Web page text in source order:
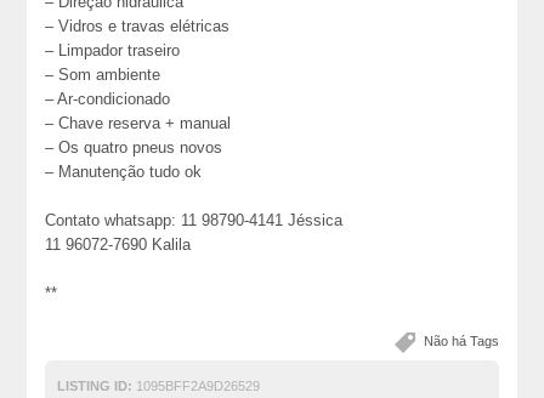
– Vidros e travas elétricas
– Limpador traseiro
– Som ambiente
– Ar-condicionado
– Chave reserva + manual
– Os quatro pneus novos
– Manutenção tudo ok
Contato whatsapp: 11 98790-4141 Jéssica
11 96072-7690 Kalila
**
Não há Tags
LISTING ID: 1095BFF2A9D26529